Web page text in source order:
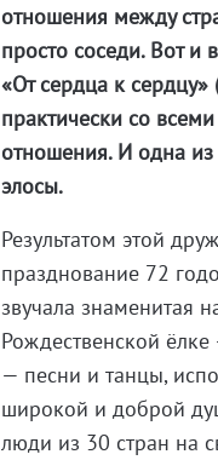
отношения между
просто соседи. Вот и
«От сердца к
практически со
отношения. И одна
элосы.
Результатом этой
празднование 72
звучала знаменитая
Рождественской
— песни и танцы,
широкой и доброй
люди из 30 стран на